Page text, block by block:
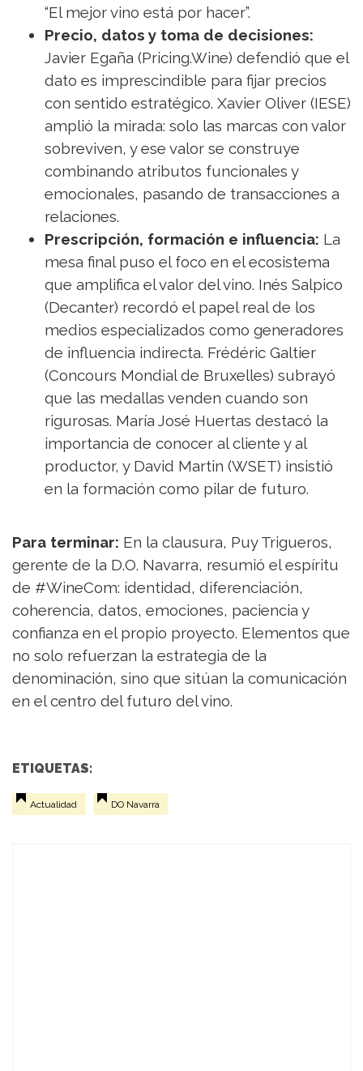
“El mejor vino está por hacer”.
Precio, datos y toma de decisiones:
Javier Egaña (Pricing.Wine) defendió que el
dato es imprescindible para fijar precios
con sentido estratégico. Xavier Oliver (IESE)
amplió la mirada: solo las marcas con valor
sobreviven, y ese valor se construye
combinando atributos funcionales y
emocionales, pasando de transacciones a
relaciones.
Prescripción, formación e influencia: La
mesa final puso el foco en el ecosistema
que amplifica el valor del vino. Inés Salpico
(Decanter) recordó el papel real de los
medios especializados como generadores
de influencia indirecta. Frédéric Galtier
(Concours Mondial de Bruxelles) subrayó
que las medallas venden cuando son
rigurosas. María José Huertas destacó la
importancia de conocer al cliente y al
productor, y David Martin (WSET) insistió
en la formación como pilar de futuro.
Para terminar: En la clausura, Puy Trigueros,
gerente de la D.O. Navarra, resumió el espíritu
de #WineCom: identidad, diferenciación,
coherencia, datos, emociones, paciencia y
confianza en el propio proyecto. Elementos que
no solo refuerzan la estrategia de la
denominación, sino que sitúan la comunicación
en el centro del futuro del vino.
ETIQUETAS:
Actualidad DO Navarra